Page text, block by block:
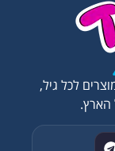
לכל גיל,
הארץ.